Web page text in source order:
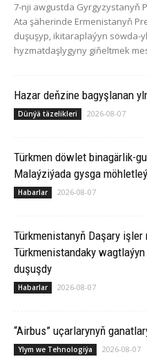
7-nji awgustda Gyrgyzystanyň
Ata şäherinde Ermenistanyň
duşuşyp, ikitaraplaýyn söwda-
hyzmatdaşlygyny giňeltmek
Hazar deňzine bagyşlanan
Dünýä täzelikleri 2026-08-07
Türkmen döwlet binagärlik-
Malaýziýada gysga
Habarlar 2026-08-07
Türkmenistanyň Daşary
Türkmenistandaky
duşuşdy
Habarlar 2026-08-07
“Airbus” uçarlarynyň
Ylym we Tehnologiýa 2026-08-07